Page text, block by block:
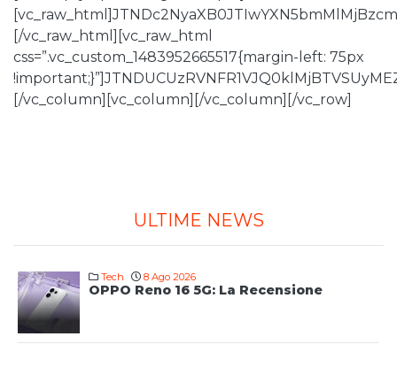
[/vc_raw_html][vc_raw_html
css=”.vc_custom_1483952665517{margin-left: 75px
[/vc_column][vc_column][/vc_column][/vc_row]
ULTIME NEWS
Tech 8 Ago 2026
OPPO Reno 16 5G: La Recensione